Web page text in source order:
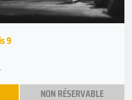
9
NON RÉSERVABLE